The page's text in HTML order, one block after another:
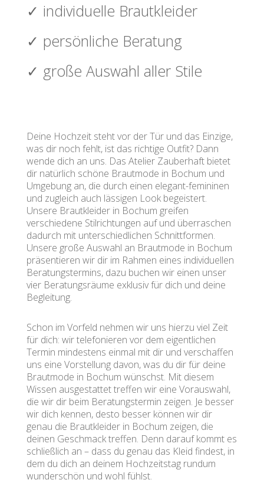
✓ individuelle Brautkleider
✓ persönliche Beratung
✓ große Auswahl aller Stile
Deine Hochzeit steht vor der Tür und das Einzige,
was dir noch fehlt, ist das richtige Outfit? Dann
wende dich an uns. Das Atelier Zauberhaft bietet
dir natürlich schöne Brautmode in Bochum und
Umgebung an, die durch einen elegant-femininen
und zugleich auch lässigen Look begeistert.
Unsere Brautkleider in Bochum greifen
verschiedene Stilrichtungen auf und überraschen
dadurch mit unterschiedlichen Schnittformen.
Unsere große Auswahl an Brautmode in Bochum
präsentieren wir dir im Rahmen eines individuellen
Beratungstermins, dazu buchen wir einen unser
vier Beratungsräume exklusiv für dich und deine
Begleitung.
Schon im Vorfeld nehmen wir uns hierzu viel Zeit
für dich: wir telefonieren vor dem eigentlichen
Termin mindestens einmal mit dir und verschaffen
uns eine Vorstellung davon, was du dir für deine
Brautmode in Bochum wünschst. Mit diesem
Wissen ausgestattet treffen wir eine Vorauswahl,
die wir dir beim Beratungstermin zeigen. Je besser
wir dich kennen, desto besser können wir dir
genau die Brautkleider in Bochum zeigen, die
deinen Geschmack treffen. Denn darauf kommt es
schließlich an – dass du genau das Kleid findest, in
dem du dich an deinem Hochzeitstag rundum
wunderschön und wohl fühlst.